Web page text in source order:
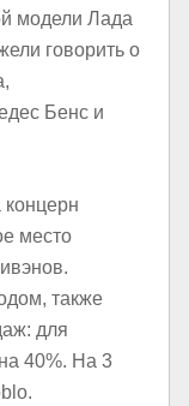
модели Лада
говорить о
Бенс и
место
также
для
40%. На 3